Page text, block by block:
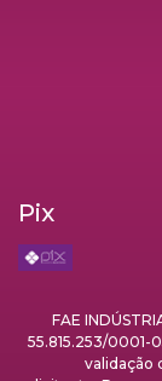
Pix
FAE
55.815.253/0001-
validação